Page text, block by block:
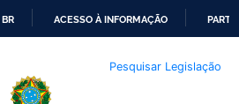
O
ACESSO À INFORMAÇÃO
Pesquisar Legislação